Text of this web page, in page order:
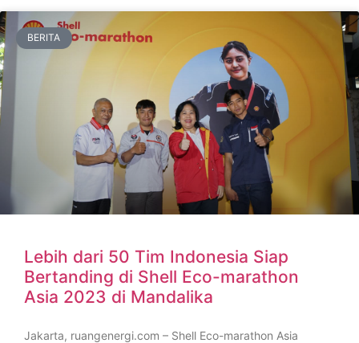
BERITA
Lebih dari 50 Tim Indonesia Siap
Bertanding di Shell Eco-marathon
Asia 2023 di Mandalika
Jakarta, ruangenergi.com – Shell Eco-marathon Asia